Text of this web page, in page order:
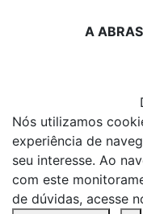
A
Nós utilizamos
experiência de
seu interesse. Ao
com este
de dúvidas, acesse